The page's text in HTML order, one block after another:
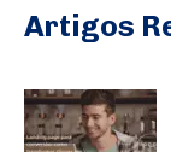
Artigos